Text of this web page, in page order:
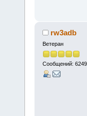
rw3adb
Ветеран
Сообщений: 6249